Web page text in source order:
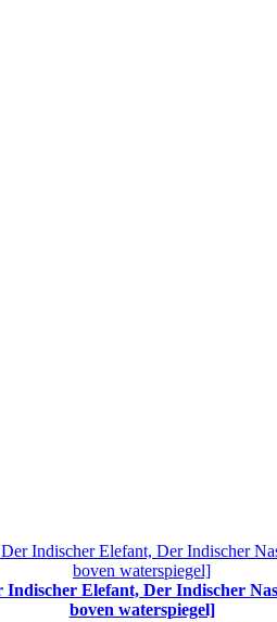
Elefant, Der Indischer
boven waterspiegel]